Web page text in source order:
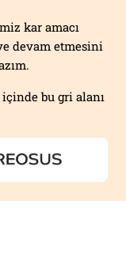
kar amacı
devam etmesini
bu gri alanı